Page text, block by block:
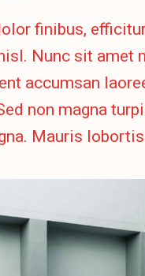
finibus,
Nunc sit amet
accumsan
non magna
Mauris